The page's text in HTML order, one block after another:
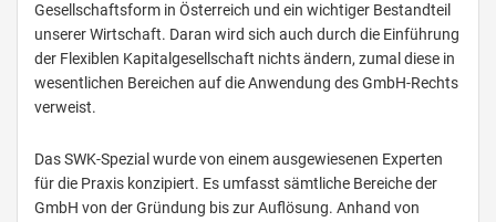
Gesellschaftsform in Österreich und ein wichtiger Bestandteil
unserer Wirtschaft. Daran wird sich auch durch die Einführung
der Flexiblen Kapitalgesellschaft nichts ändern, zumal diese in
wesentlichen Bereichen auf die Anwendung des GmbH-Rechts
verweist.
Das SWK-Spezial wurde von einem ausgewiesenen Experten
für die Praxis konzipiert. Es umfasst sämtliche Bereiche der
GmbH von der Gründung bis zur Auflösung. Anhand von